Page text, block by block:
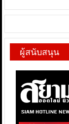
ผู้สนับสนุน